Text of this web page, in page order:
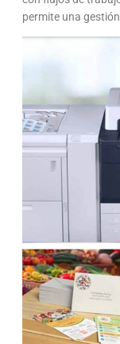
permite una